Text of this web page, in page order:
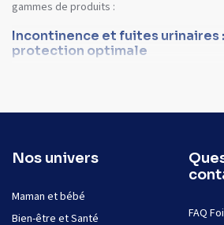
gammes de produits :
Incontinence et fuites urinaires
protection optimale
Nos univers
Maman et bébé
Bien-être et Santé
FAQ